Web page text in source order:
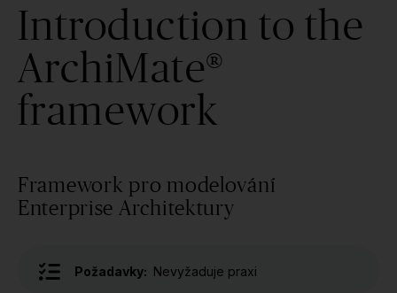
Introduction to the
ArchiMate®
framework
Framework pro modelování
Enterprise Architektury
Požadavky: Nevyžaduje praxi